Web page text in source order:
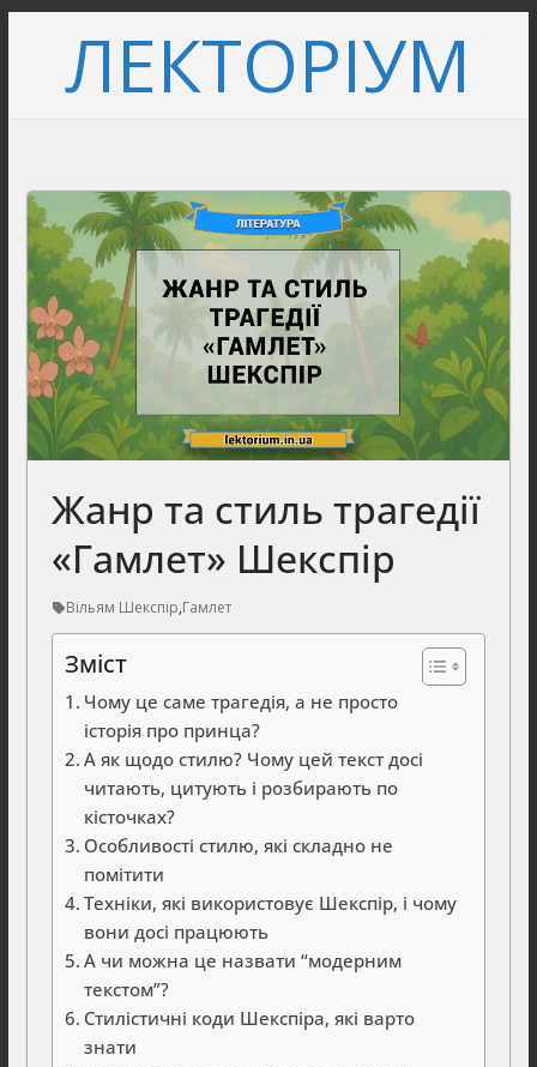
вмістуЛЕКТОРІУМ
Жанр та стиль трагедії
«Гамлет» Шекспір
Вільям Шекспір,Гамлет
Зміст
Чому це саме трагедія, а не просто
історія про принца?
А як щодо стилю? Чому цей текст досі
читають, цитують і розбирають по
кісточках?
Особливості стилю, які складно не
помітити
Техніки, які використовує Шекспір, і чому
вони досі працюють
А чи можна це назвати “модерним
текстом”?
Стилістичні коди Шекспіра, які варто
знати